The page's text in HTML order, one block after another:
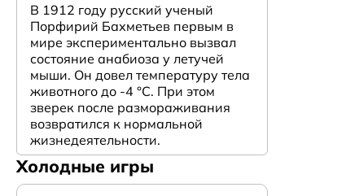
В 1912 году русский ученый
Порфирий Бахметьев первым в
мире экспериментально вызвал
состояние анабиоза у летучей
мыши. Он довел температуру тела
животного до -4 °C. При этом
зверек после размораживания
возвратился к нормальной
жизнедеятельности.
Холодные игры